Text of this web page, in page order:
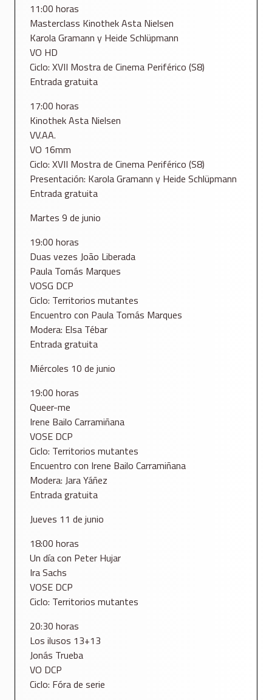
11:00 horas
Masterclass Kinothek Asta Nielsen
Karola Gramann y Heide Schlüpmann
VO HD
Ciclo: XVII Mostra de Cinema Periférico (S8)
Entrada gratuita
17:00 horas
Kinothek Asta Nielsen
VV.AA.
VO 16mm
Ciclo: XVII Mostra de Cinema Periférico (S8)
Presentación: Karola Gramann y Heide Schlüpmann
Entrada gratuita
Martes 9 de junio
19:00 horas
Duas vezes João Liberada
Paula Tomás Marques
VOSG DCP
Ciclo: Territorios mutantes
Encuentro con Paula Tomás Marques
Modera: Elsa Tébar
Entrada gratuita
Miércoles 10 de junio
19:00 horas
Queer-me
Irene Bailo Carramiñana
VOSE DCP
Ciclo: Territorios mutantes
Encuentro con Irene Bailo Carramiñana
Modera: Jara Yáñez
Entrada gratuita
Jueves 11 de junio
18:00 horas
Un día con Peter Hujar
Ira Sachs
VOSE DCP
Ciclo: Territorios mutantes
20:30 horas
Los ilusos 13+13
Jonás Trueba
VO DCP
Ciclo: Fóra de serie